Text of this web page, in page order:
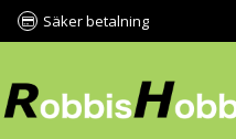
Säker betalning